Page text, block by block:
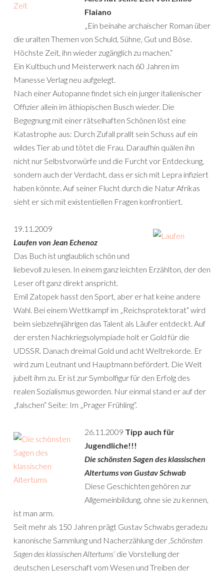
Flaiano
„Ein beinahe archaischer Roman über
die uralten Themen von Schuld, Sühne, Gut und Böse.
Höchste Zeit, ihn wieder zugänglich zu machen.“
Ein Kultbuch und Meisterwerk nach 60 Jahren im
Manesse Verlag neu aufgelegt.
Nach einer Autopanne findet sich ein junger italienischer
Offizier allein im äthiopischen Busch wieder. Die
Begegnung mit einer rätselhaften Schönen löst eine
Katastrophe aus: Durch Zufall prallt sein Schuss auf ein
wildes Tier ab und tötet die Frau. Daraufhin quälen ihn
nicht nur Selbstvorwürfe und die Furcht vor Entdeckung,
sondern auch der Verdacht, dass er sich mit Lepra infiziert
haben könnte. Auf seiner Flucht durch die Natur Afrikas
sieht er sich mit existentiellen Fragen konfrontiert.
19.11.2009
Laufen von Jean Echenoz
Das Buch ist unglaublich schön und
liebevoll zu lesen. In einem ganz leichten Erzählton, der den
Leser oft ganz direkt anspricht.
Emil Zatopek hasst den Sport, aber er hat keine andere
Wahl. Bei einem Wettkampf im „Reichsprotektorat“ wird
beim siebzehnjährigen das Talent als Läufer entdeckt. Auf
der ersten Nachkriegsolympiade holt er Gold für die
UDSSR. Danach dreimal Gold und acht Weltrekorde. Er
wird zum Leutnant und Hauptmann befördert. Die Welt
jubelt ihm zu. Er ist zur Symbolfigur für den Erfolg des
realen Sozialismus geworden. Nur einmal stand er auf der
„falschen“ Seite: Im „Prager Frühling“.
26.11.2009 Tipp auch für
Jugendliche!!!
Die schönsten Sagen des klassischen
Altertums von Gustav Schwab
Diese Geschichten gehören zur
Allgemeinbildung, ohne sie zu kennen,
ist man arm.
Seit mehr als 150 Jahren prägt Gustav Schwabs geradezu
kanonische Sammlung und Nacherzählung der ‚Schönsten
Sagen des klassischen Altertums‘ die Vorstellung der
deutschen Leserschaft vom Wesen und Treiben der